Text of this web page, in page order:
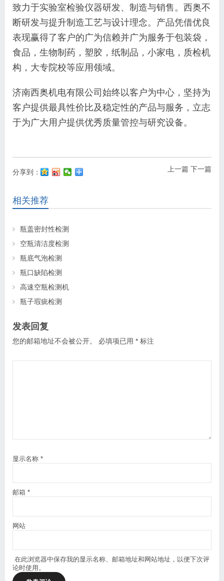
致力于实验室检验仪器研发、制造与销售。 西奥不
断研发与提升制造工艺与设计理念。 产品凭借优良
表现赢得了客户的广为信赖并广为服务于包装袋，
食品，生物制药，塑胶，纸制品，小家电，质检机
构，大专院校等应用领域。
济南西奥机电有限公司始终以客户为中心，坚持为
客户提供最具性价比及稳定性的产品与服务，立志
于为广大用户提供优秀质量管控与研究设备。
上一篇 下一篇
分享到：
相关推荐
瓶盖密封性检测
空瓶清洁度检测
瓶底气泡检测
瓶口缺陷检测
高速空瓶检测机
瓶子瑕疵检测
发表回复
您的邮箱地址不会被公开。 必填项已用 * 标注
显示名称 *
邮箱 *
网站
在此浏览器中保存我的显示名称、邮箱地址和网站地址，以便下次评
论时使用。